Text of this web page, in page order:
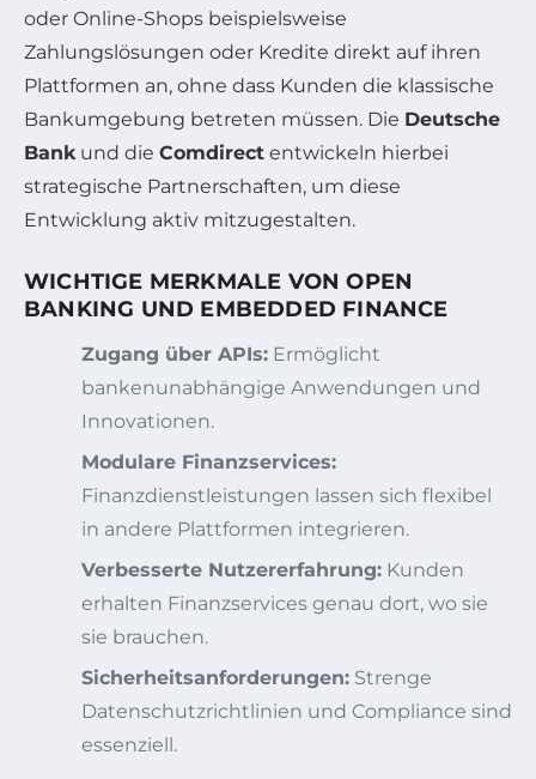
oder Online-Shops beispielsweise
Zahlungslösungen oder Kredite direkt auf ihren
Plattformen an, ohne dass Kunden die klassische
Bankumgebung betreten müssen. Die Deutsche
Bank und die Comdirect entwickeln hierbei
strategische Partnerschaften, um diese
Entwicklung aktiv mitzugestalten.
WICHTIGE MERKMALE VON OPEN
BANKING UND EMBEDDED FINANCE
Zugang über APIs: Ermöglicht
bankenunabhängige Anwendungen und
Innovationen.
Modulare Finanzservices:
Finanzdienstleistungen lassen sich flexibel
in andere Plattformen integrieren.
Verbesserte Nutzererfahrung: Kunden
erhalten Finanzservices genau dort, wo sie
sie brauchen.
Sicherheitsanforderungen: Strenge
Datenschutzrichtlinien und Compliance sind
essenziell.